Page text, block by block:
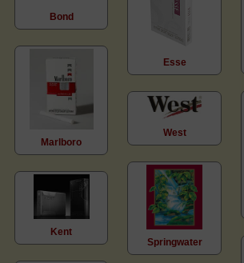
Bond
Marlboro
Kent
Esse
West
Springwater